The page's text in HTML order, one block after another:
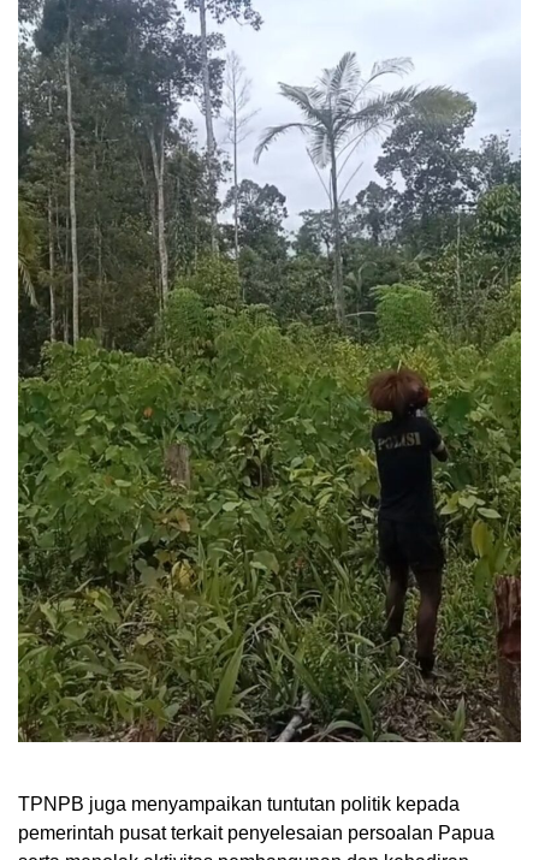
TPNPB juga menyampaikan tuntutan politik kepada
pemerintah pusat terkait penyelesaian persoalan Papua